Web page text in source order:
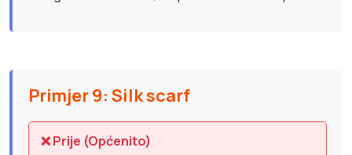
Primjer 9: Silk scarf
❌ Prije (Općenito)